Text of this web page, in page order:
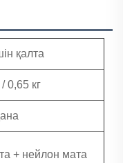
қалта
0,65 кг
+ нейлон мата